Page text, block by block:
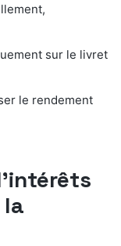
sur le livret
le rendement